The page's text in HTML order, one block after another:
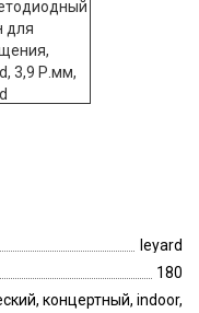
leyard
180
концертный, indoor,